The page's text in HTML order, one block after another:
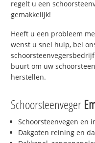
regelt u een
gemakkelijk!
Heeft u een probleem
wenst u snel hulp, bel
schoorsteenvegersbedrijf
buurt om uw
herstellen.
Schoorsteenveger
Schoorsteenvegen en
Dakgoten reining en